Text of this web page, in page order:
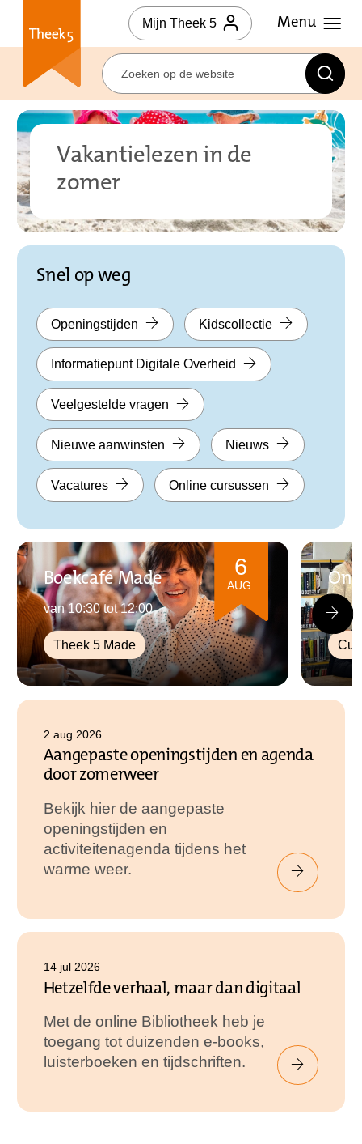
Mijn Theek 5
Vakantielezen in de
zomer
Snel op weg
Openingstijden Kidscollectie
Informatiepunt Digitale Overheid
Veelgestelde vragen
Nieuwe aanwinsten Nieuws
Vacatures Online cursussen
6
AUG.
Boekcafé Made
van 10:30 tot 12:00
Theek 5 Made
van
2 aug 2026
Aangepaste openingstijden en agenda
door zomerweer
Bekijk hier de aangepaste
openingstijden en
activiteitenagenda tijdens het
warme weer.
14 jul 2026
Hetzelfde verhaal, maar dan digitaal
Met de online Bibliotheek heb je
toegang tot duizenden e-books,
luisterboeken en tijdschriften.